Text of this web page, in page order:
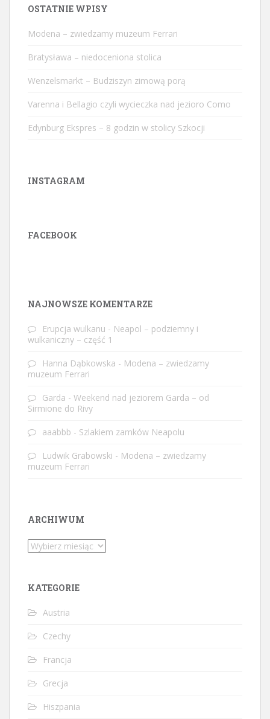
OSTATNIE WPISY
Modena – zwiedzamy muzeum Ferrari
Bratysława – niedoceniona stolica
Wenzelsmarkt – Budziszyn zimową porą
Varenna i Bellagio czyli wycieczka nad jezioro Como
Edynburg Ekspres – 8 godzin w stolicy Szkocji
INSTAGRAM
FACEBOOK
NAJNOWSZE KOMENTARZE
Erupcja wulkanu - Neapol – podziemny i
wulkaniczny – część 1
Hanna Dąbkowska - Modena – zwiedzamy
muzeum Ferrari
Garda - Weekend nad jeziorem Garda – od
Sirmione do Rivy
aaabbb - Szlakiem zamków Neapolu
Ludwik Grabowski - Modena – zwiedzamy
muzeum Ferrari
ARCHIWUM
Archiwum
KATEGORIE
Austria
Czechy
Francja
Grecja
Hiszpania